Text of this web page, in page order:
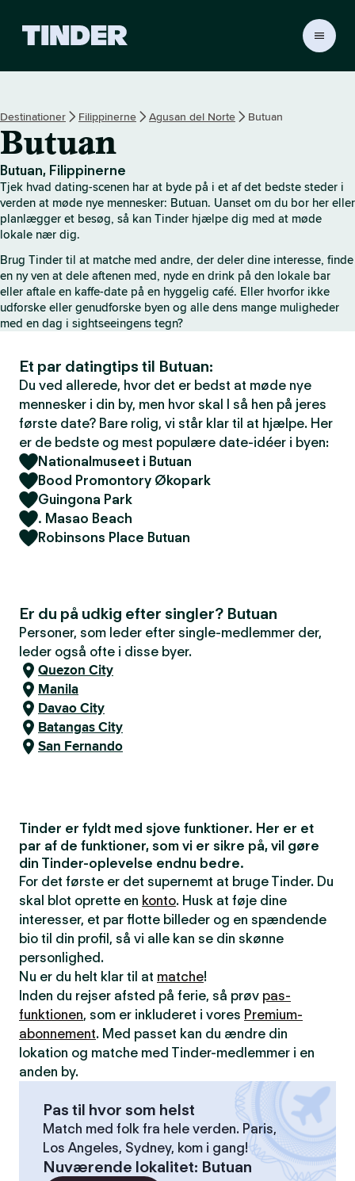
r
a
r
t
d
e
Destinationer Filippinerne Agusan del Norte Butuan
Butuan
Butuan, Filippinerne
Tjek hvad dating-scenen har at byde på i et af det bedste steder i
verden at møde nye mennesker: Butuan. Uanset om du bor her eller
planlægger et besøg, så kan Tinder hjælpe dig med at møde
lokale nær dig.
Brug Tinder til at matche med andre, der deler dine interesse, finde
en ny ven at dele aftenen med, nyde en drink på den lokale bar
eller aftale en kaffe-date på en hyggelig café. Eller hvorfor ikke
udforske eller genudforske byen og alle dens mange muligheder
med en dag i sightseeingens tegn?
Et par datingtips til Butuan:
Du ved allerede, hvor det er bedst at møde nye
mennesker i din by, men hvor skal I så hen på jeres
første date? Bare rolig, vi står klar til at hjælpe. Her
er de bedste og mest populære date-idéer i byen:
Nationalmuseet i Butuan
Bood Promontory Økopark
Guingona Park
. Masao Beach
Robinsons Place Butuan
Er du på udkig efter singler? Butuan
Personer, som leder efter single-medlemmer der,
leder også ofte i disse byer.
Quezon City
Manila
Davao City
Batangas City
San Fernando
Tinder er fyldt med sjove funktioner. Her er et
par af de funktioner, som vi er sikre på, vil gøre
din Tinder-oplevelse endnu bedre.
For det første er det supernemt at bruge Tinder. Du
skal blot oprette en konto. Husk at føje dine
interesser, et par flotte billeder og en spændende
bio til din profil, så vi alle kan se din skønne
personlighed.
Nu er du helt klar til at matche!
Inden du rejser afsted på ferie, så prøv pas-
funktionen, som er inkluderet i vores Premium-
abonnement. Med passet kan du ændre din
lokation og matche med Tinder-medlemmer i en
anden by.
Pas til hvor som helst
Match med folk fra hele verden. Paris,
Los Angeles, Sydney, kom i gang!
Nuværende lokalitet: Butuan